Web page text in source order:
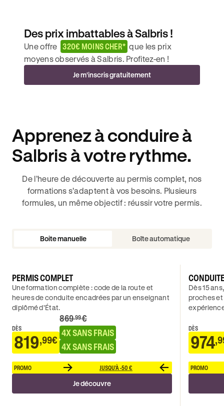
Des prix imbattables à Salbris !
Une offre 320€ MOINS CHER* que les prix
moyens observés à Salbris. Profitez-en !
Je m'inscris gratuitement
Apprenez à conduire à
Salbris à votre rythme.
De l’heure de découverte au permis complet, nos
formations s'adaptent à vos besoins. Plusieurs
formules, un même objectif : réussir votre permis.
Boite manuelle Boîte automatique
PERMIS COMPLET
Une formation complète : code de la route et
heures de conduite encadrées par un enseignant
diplômé d’État.
DÈS
819,99€
869 .99€
4X SANS FRAIS
4X SANS FRAIS
PROMO JUSQU'À -50 €
Je découvre
Dès 15
proches
DÈS
974
PROMO